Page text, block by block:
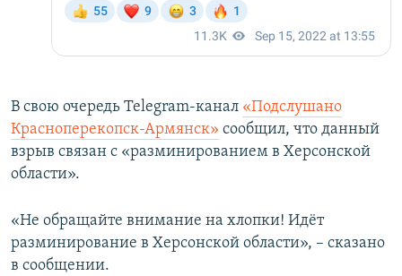
В свою очередь Telegram-канал «Подслушано
Красноперекопск-Армянск» сообщил, что данный
взрыв связан с «разминированием в Херсонской
области».
«Не обращайте внимание на хлопки! Идёт
разминирование в Херсонской области», – сказано
в сообщении.